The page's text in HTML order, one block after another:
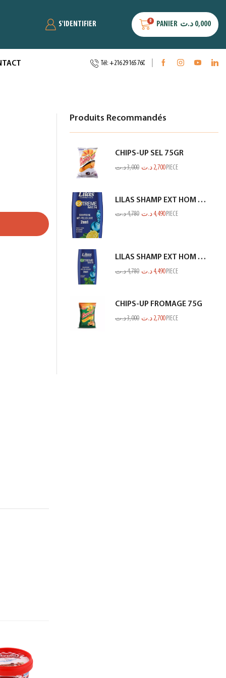
S'IDENTIFIER 0 PANIER 0,000 د.ت
Tél: +216 29 165 760
Produits Recommandés
CHIPS-UP SEL 75GR
3,000د.ت 2,700 د.ت PIECE
LILAS SHAMP EXT HOM ANTI PEL CITRON BLEU 350ML
4,780د.ت 4,490 د.ت PIECE
LILAS SHAMP EXT HOM ANTI PEL MENTHE BLEU 350ML
4,780د.ت 4,490 د.ت PIECE
CHIPS-UP FROMAGE 75G
3,000د.ت 2,700 د.ت PIECE